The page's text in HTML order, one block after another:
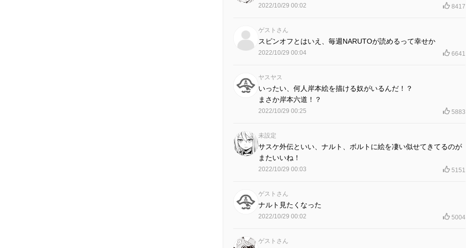
2022/10/29 00:02 8417
ゲストさん
スピンオフとはいえ、毎週NARUTOが読めるって幸せか
2022/10/29 00:04 6641
ヤスヤス
いったい、何人岸本絵を描ける奴がいるんだ！？
まさか岸本六道！？
2022/10/29 00:25 5883
未設定
サスケ外伝といい、ナルト、ボルトに絵を凄い似せてきてるのが
またいいね！
2022/10/29 00:03 5151
ゲストさん
ナルト見たくなった
2022/10/29 00:02 5004
ゲストさん